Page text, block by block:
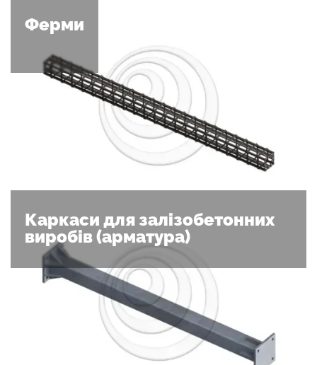
Ферми
Каркаси для залізобетонних
виробів (арматура)